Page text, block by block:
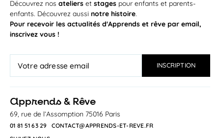
Découvrez nos ateliers et stages pour enfants et parents-
enfants. Découvrez aussi notre histoire.
Pour recevoir les actualités d'Apprends et rêve par email,
inscrivez vous !
apprends & Rêve
69, rue de l’Assomption 75016 Paris
01 81 51 63 29
CONTACT@APPRENDS-ET-REVE.FR